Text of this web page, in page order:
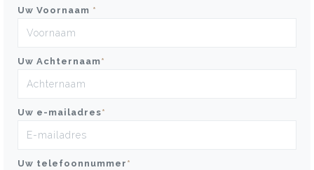
Uw Voornaam *
Uw Achternaam*
Uw e-mailadres*
Uw telefoonnummer *